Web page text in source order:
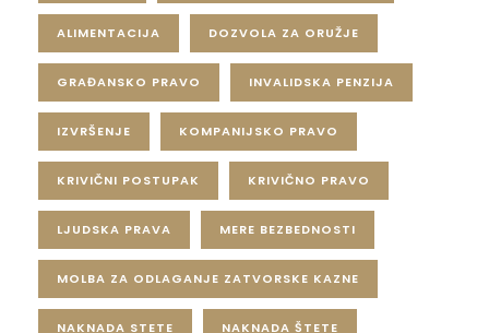
ALIMENTACIJA DOZVOLA ZA ORUŽJE
GRAĐANSKO PRAVO INVALIDSKA PENZIJA
IZVRŠENJE KOMPANIJSKO PRAVO
KRIVIČNI POSTUPAK KRIVIČNO PRAVO
LJUDSKA PRAVA MERE BEZBEDNOSTI
MOLBA ZA ODLAGANJE ZATVORSKE KAZNE
NAKNADA STETE NAKNADA ŠTETE